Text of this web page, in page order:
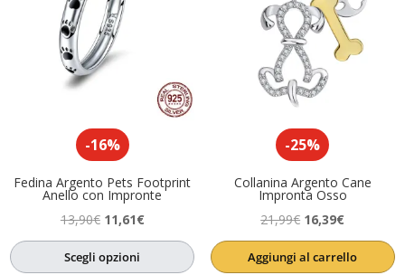
-16%
Fedina Argento Pets Footprint
Anello con Impronte
13,90€ Il
prezzo
originale
11,61€Il
prezzo
Scegli opzioni
-25%
Collanina Argento Cane
Impronta Osso
21,99€ Il
prezzo
originale
16,39€Il
prezzo
attuale
Aggiungi al carrello